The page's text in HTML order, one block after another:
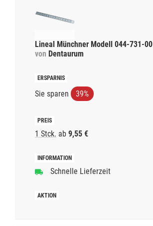
Lineal Münchner Modell 044-731-00
von Dentaurum
Sie sparen 39%
1 Stck. ab 9,55 €
Schnelle Lieferzeit